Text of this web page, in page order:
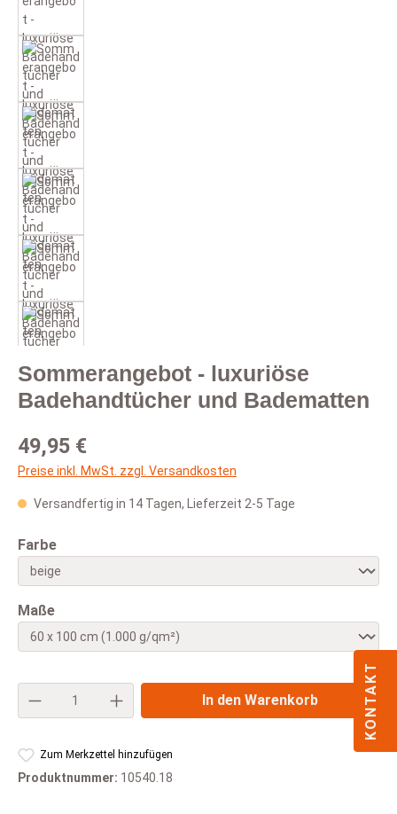
Sommerangebot - luxuriöse
Badehandtücher und Badematten
Regulärer Preis:
49,95 €
Preise inkl. MwSt. zzgl. Versandkosten
Versandfertig in 14 Tagen, Lieferzeit 2-5 Tage
Farbeauswählen
Maßeauswählen
Produkt Anzahl: Gib den gewünschten
In den Warenkorb
Zum Merkzettel hinzufügen
Produktnummer: 10540.18
KONTAKT